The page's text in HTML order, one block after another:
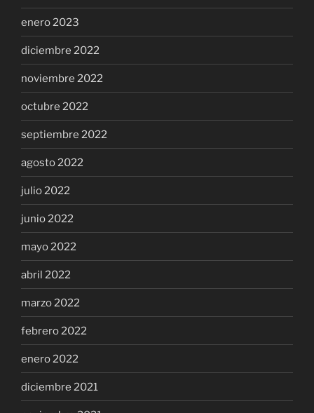
enero 2023
diciembre 2022
noviembre 2022
octubre 2022
septiembre 2022
agosto 2022
julio 2022
junio 2022
mayo 2022
abril 2022
marzo 2022
febrero 2022
enero 2022
diciembre 2021